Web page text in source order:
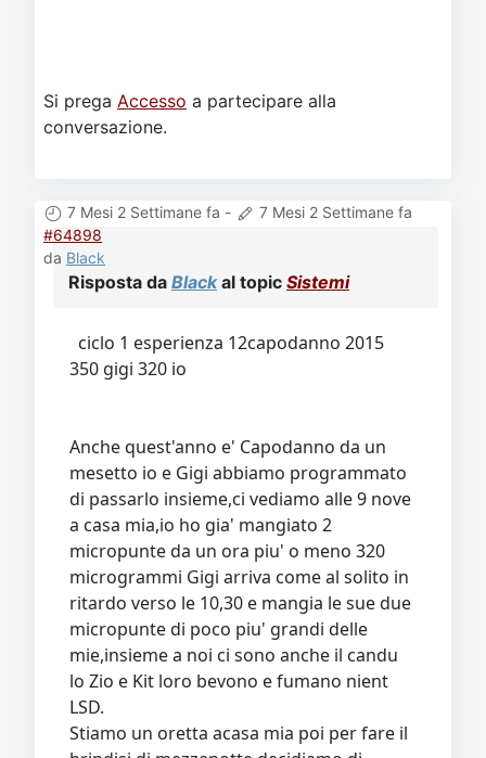
Si prega Accesso a partecipare alla
conversazione.
7 Mesi 2 Settimane fa -
7 Mesi 2 Settimane fa
#64898
da Black
Risposta da Blackal topic Sistemi
ciclo 1 esperienza 12capodanno 2015
350 gigi 320 io
Anche quest'anno e' Capodanno da un
mesetto io e Gigi abbiamo programmato
di passarlo insieme,ci vediamo alle 9 nove
a casa mia,io ho gia' mangiato 2
micropunte da un ora piu' o meno 320
microgrammi Gigi arriva come al solito in
ritardo verso le 10,30 e mangia le sue due
micropunte di poco piu' grandi delle
mie,insieme a noi ci sono anche il candu
lo Zio e Kit loro bevono e fumano nient
LSD.
Stiamo un oretta acasa mia poi per fare il